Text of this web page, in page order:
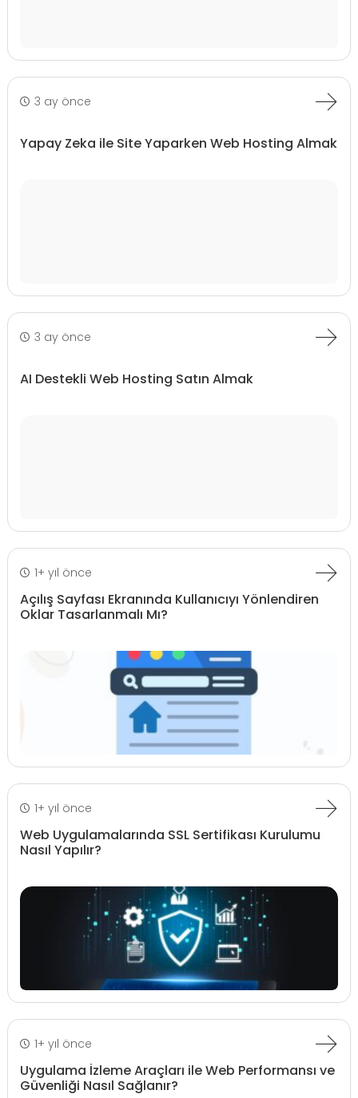
3 ay önce
Yapay Zeka ile Site Yaparken Web Hosting Almak
3 ay önce
AI Destekli Web Hosting Satın Almak
1+ yıl önce
Açılış Sayfası Ekranında Kullanıcıyı Yönlendiren
Oklar Tasarlanmalı Mı?
1+ yıl önce
Web Uygulamalarında SSL Sertifikası Kurulumu
Nasıl Yapılır?
1+ yıl önce
Uygulama İzleme Araçları ile Web Performansı ve
Güvenliği Nasıl Sağlanır?